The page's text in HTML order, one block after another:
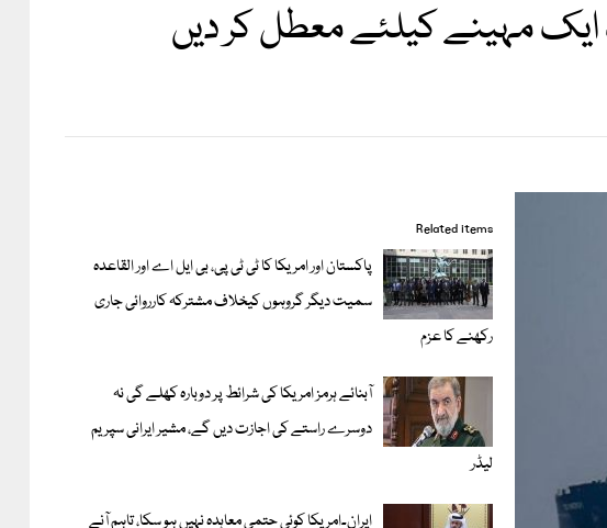
ایک مہینے کیلئے معطل کر دیں
Related items
پاکستان اور امریکا کا ٹی ٹی پی، بی ایل اے اور القاعدہ
سمیت دیگر گروہوں کیخلاف مشترکہ کارروائی جاری
رکھنے کا عزم
آبنائے ہرمز امریکا کی شرائط پر دوبارہ کھلے گی نہ
دوسرے راستے کی اجازت دیں گے، مشیر ایرانی سپریم
لیڈر
ایران۔امریکا کوئی حتمی معاہدہ نہیں ہو سکا، تاہم آنے